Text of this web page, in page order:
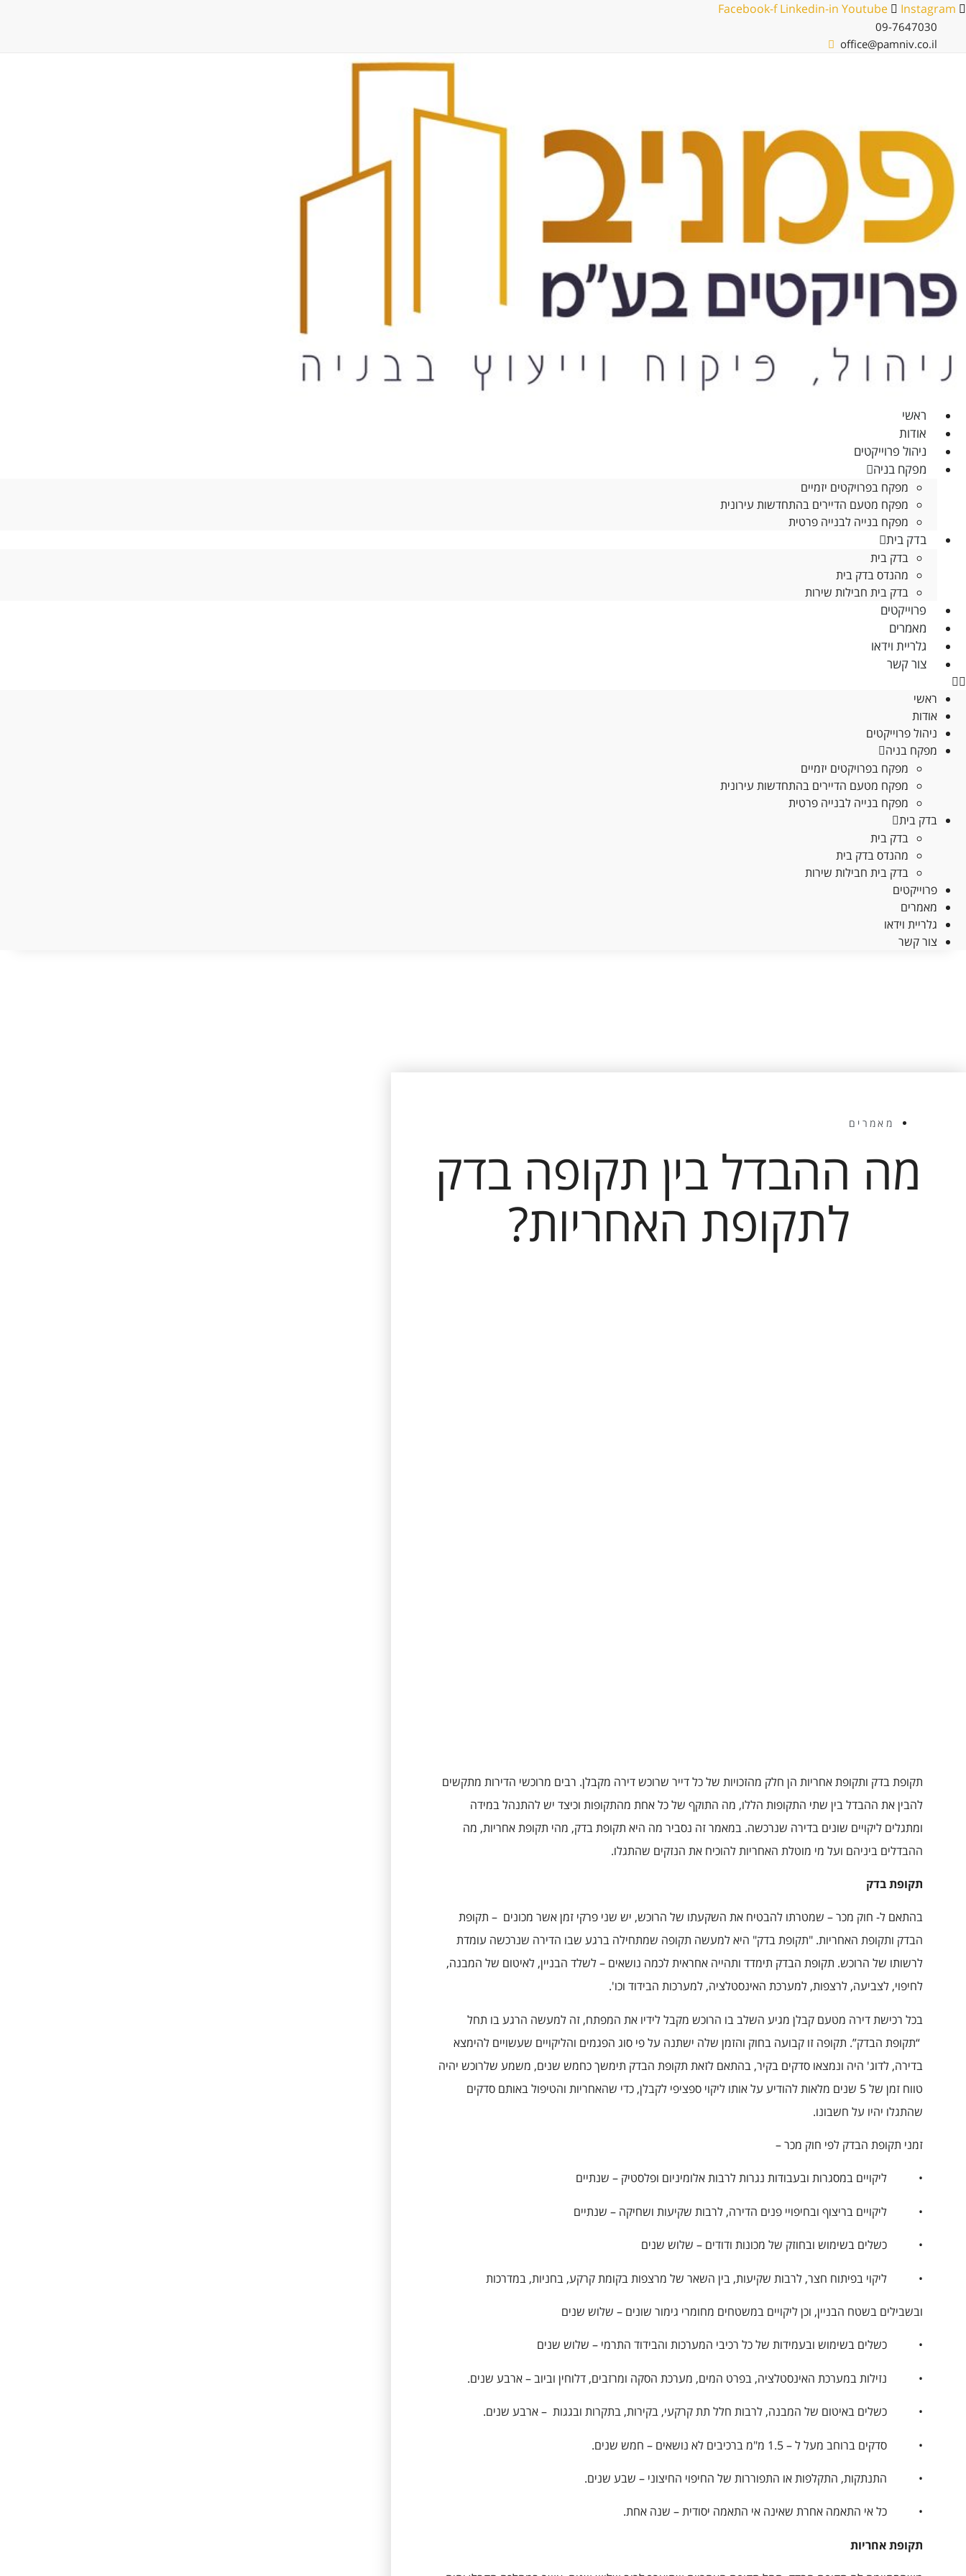
דלג
Facebook-f Linkedin-in Youtube Instagram
09-7647030
office@pamniv.co.il
ראשי
אודות
ניהול פרוייקטים
מפקח בניה
מפקח בפרויקטים יזמיים
מפקח מטעם הדיירים בהתחדשות עירונית
מפקח בנייה לבנייה פרטית
בדק בית
בדק בית
מהנדס בדק בית
בדק בית חבילות שירות
פרוייקטים
מאמרים
גלריית וידאו
צור קשר
ראשי
אודות
ניהול פרוייקטים
מפקח בניה
מפקח בפרויקטים יזמיים
מפקח מטעם הדיירים בהתחדשות עירונית
מפקח בנייה לבנייה פרטית
בדק בית
בדק בית
מהנדס בדק בית
בדק בית חבילות שירות
פרוייקטים
מאמרים
גלריית וידאו
צור קשר
מאמרים
מה ההבדל בין תקופה בדק
לתקופת האחריות?
תקופת בדק ותקופת אחריות הן חלק מהזכויות של כל דייר שרוכש דירה מקבלן. רבים מרוכשי הדירות מתקשים
להבין את ההבדל בין שתי התקופות הללו, מה התוקף של כל אחת מהתקופות וכיצד יש להתנהל במידה
ומתגלים ליקויים שונים בדירה שנרכשה. במאמר זה נסביר מה היא תקופת בדק, מהי תקופת אחריות, מה
ההבדלים ביניהם ועל מי מוטלת האחריות להוכיח את הנזקים שהתגלו.
תקופת בדק
בהתאם ל- חוק מכר – שמטרתו להבטיח את השקעתו של הרוכש, יש שני פרקי זמן אשר מכונים – תקופת
הבדק ותקופת האחריות. "תקופת בדק" היא למעשה תקופה שמתחילה ברגע שבו הדירה שנרכשה עומדת
לרשותו של הרוכש. תקופת הבדק תימדד ותהייה אחראית לכמה נושאים – לשלד הבניין, לאיטום של המבנה,
לחיפוי, לצביעה, לרצפות, למערכת האינסטלציה, למערכות הבידוד וכו'.
בכל רכישת דירה מטעם קבלן מגיע השלב בו הרוכש מקבל לידיו את המפתח, זה למעשה הרגע בו תחל
“תקופת הבדק”. תקופה זו קבועה בחוק והזמן שלה ישתנה על פי סוג הפגמים והליקויים שעשויים להימצא
בדירה, לדוג' היה ונמצאו סדקים בקיר, בהתאם לזאת תקופת הבדק תימשך כחמש שנים, משמע שלרוכש יהיה
טווח זמן של 5 שנים מלאות להודיע על אותו ליקוי ספציפי לקבלן, כדי שהאחריות והטיפול באותם סדקים
שהתגלו יהיו על חשבונו.
זמני תקופת הבדק לפי חוק מכר –
• ליקויים במסגרות ובעבודות נגרות לרבות אלומיניום ופלסטיק – שנתיים
• ליקויים בריצוף ובחיפויי פנים הדירה, לרבות שקיעות ושחיקה – שנתיים
• כשלים בשימוש ובחוזק של מכונות ודודים – שלוש שנים
• ליקוי בפיתוח חצר, לרבות שקיעות, בין השאר של מרצפות בקומת קרקע, בחניות, במדרכות
ובשבילים בשטח הבניין, וכן ליקויים במשטחים מחומרי גימור שונים – שלוש שנים
• כשלים בשימוש ובעמידות של כל רכיבי המערכות והבידוד התרמי – שלוש שנים
• נזילות במערכת האינסטלציה, בפרט המים, מערכת הסקה ומרזבים, דלוחין וביוב – ארבע שנים.
• כשלים באיטום של המבנה, לרבות חלל תת קרקעי, בקירות, בתקרות ובגגות – ארבע שנים.
• סדקים ברוחב מעל ל – 1.5 מ"מ ברכיבים לא נושאים – חמש שנים.
• התנתקות, התקלפות או התפוררות של החיפוי החיצוני – שבע שנים.
• כל אי התאמה אחרת שאינה אי התאמה יסודית – שנה אחת.
תקופת אחריות
Cookie
אלו אינם
אופציונליים.
נדרשים
להפעלת
האתר.
סטטיסטיקות
תפקוד האתר
ומבנהו,
בהתבסס על
אופן השימוש
באתר.
חוויית
משתמש
כדי שהאתר
שלנו יעבוד
בצורה
מיטבית
במהלך
ביקורך. אם
תסרב/י
וההתנהגות